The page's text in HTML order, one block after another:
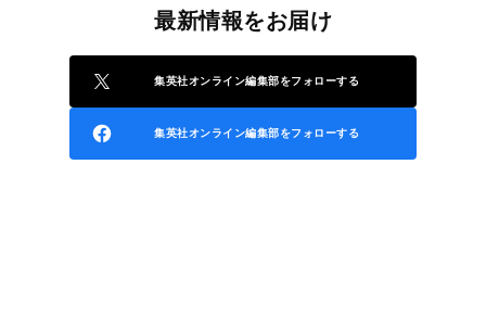
最新情報をお届け
集英社オンライン編集部をフォローする
集英社オンライン編集部をフォローする